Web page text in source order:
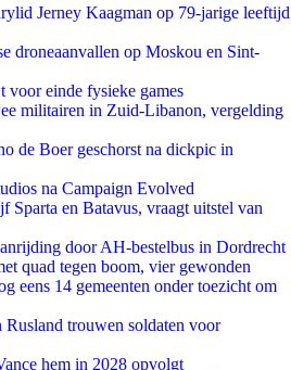
Jerney Kaagman op 79-jarige leeftijd
droneaanvallen op Moskou en Sint-
voor einde fysieke games
militairen in Zuid-Libanon, vergelding
de Boer geschorst na dickpic in
na Campaign Evolved
Sparta en Batavus, vraagt uitstel van
door AH-bestelbus in Dordrecht
quad tegen boom, vier gewonden
eens 14 gemeenten onder toezicht om
trouwen soldaten voor
hem in 2028 opvolgt